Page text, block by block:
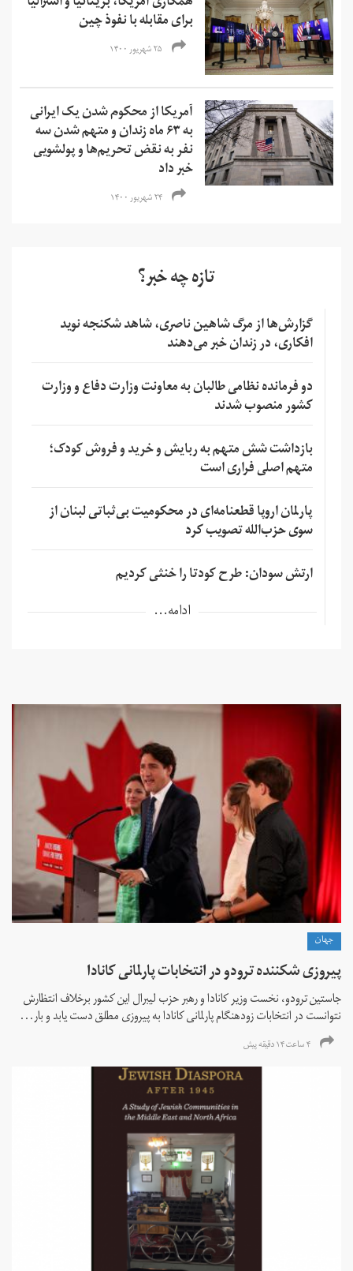
برای مقابله با نفوذ چین
۲۵ شهریور ۱۴۰۰
آمریکا از محکوم شدن یک ایرانی
به ۶۳ ماه زندان و متهم شدن سه
نفر به نقض تحریم‌ها و‌ پولشویی
خبر داد
۲۴ شهریور ۱۴۰۰
تازه چه خبر؟
گزارش‌ها از مرگ شاهین ناصری، شاهد شکنجه نوید
افکاری، در زندان خبر می‌دهند
دو فرمانده نظامی طالبان به معاونت وزارت دفاع و وزارت
کشور منصوب شدند
بازداشت شش متهم به ربایش و خرید و فروش کودک؛
متهم اصلی فراری است
پارلمان اروپا قطعنامه‌ای در محکومیت بی‌ثباتی لبنان از
سوی حزب‌الله تصویب کرد
ارتش سودان: طرح کودتا را خنثی کردیم
ادامه...
جهان
پیروزی شکننده ترودو در انتخابات پارلمانی کانادا
جاستین ترودو، نخست وزیر کانادا و رهبر حزب لیبرال این کشور برخلاف انتظارش
نتوانست در انتخابات زود‌هنگام پارلمانی کانادا به پیروزی مطلق دست یابد و بار...
۴ ساعت ۱۴ دقیقه پیش